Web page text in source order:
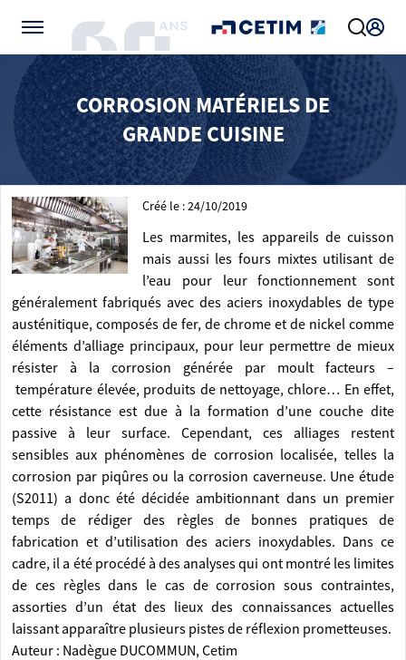
CORROSION MATÉRIELS DE
GRANDE CUISINE
Créé le : 24/10/2019
Les marmites, les appareils de cuisson
mais aussi les fours mixtes utilisant de
l’eau pour leur fonctionnement sont
généralement fabriqués avec des aciers inoxydables de type
austénitique, composés de fer, de chrome et de nickel comme
éléments d’alliage principaux, pour leur permettre de mieux
résister à la corrosion générée par moult facteurs –
température élevée, produits de nettoyage, chlore… En effet,
cette résistance est due à la formation d’une couche dite
passive à leur surface. Cependant, ces alliages restent
sensibles aux phénomènes de corrosion localisée, telles la
corrosion par piqûres ou la corrosion caverneuse. Une étude
(S2011) a donc été décidée ambitionnant dans un premier
temps de rédiger des règles de bonnes pratiques de
fabrication et d’utilisation des aciers inoxydables. Dans ce
cadre, il a été procédé à des analyses qui ont montré les limites
de ces règles dans le cas de corrosion sous contraintes,
assorties d’un état des lieux des connaissances actuelles
laissant apparaître plusieurs pistes de réflexion prometteuses.
Auteur : Nadègue DUCOMMUN, Cetim